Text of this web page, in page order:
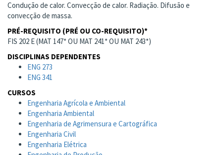
Condução de calor. Convecção de calor. Radiação. Difusão e
convecção de massa.
PRÉ-REQUISITO (PRÉ OU CO-REQUISITO)*
FIS 202 E (MAT 147* OU MAT 241* OU MAT 243*)
DISCIPLINAS DEPENDENTES
ENG 273
ENG 341
CURSOS
Engenharia Agrícola e Ambiental
Engenharia Ambiental
Engenharia de Agrimensura e Cartográfica
Engenharia Civil
Engenharia Elétrica